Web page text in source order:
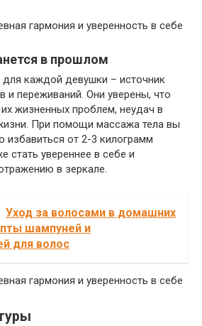
в прошлом
каждой девушки – источник
и переживаний. Они уверены, что
их жизненных проблем, неудач в
При помощи массажа тела вы
избавиться от 2-3 килограмм
стать увереннее в себе и
в зеркале.
Уход за волосами в домашних
шампуней и
для волос